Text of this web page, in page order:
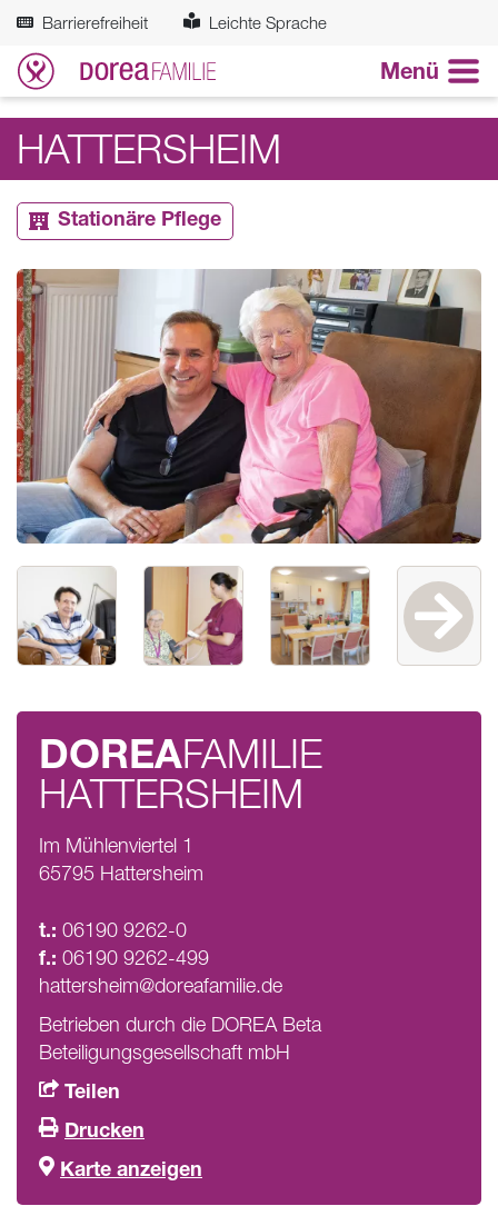
Zum Hauptinhalt springen
Barrierefreiheit Leichte Sprache
Menü
HATTERSHEIM
Stationäre Pflege
DOREAFAMILIE
HATTERSHEIM
Im Mühlenviertel 1
65795 Hattersheim
t.: 06190 9262-0
f.: 06190 9262-499
hattersheim@doreafamilie.de
Betrieben durch die DOREA Beta
Beteiligungsgesellschaft mbH
Teilen
Drucken
Karte anzeigen